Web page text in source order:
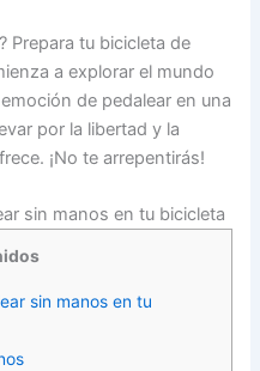
Prepara tu bicicleta de
a explorar el mundo
de pedalear en una
por la libertad y la
¡No te arrepentirás!
sin manos en tu bicicleta
sin manos en tu